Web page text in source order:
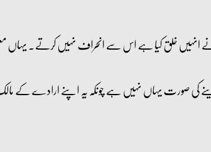
خلق کیا ہے اس سے انحراف نہیں کرتے۔ یہاں
کی صورت یہاں نہیں ہے چونکہ یہ اپنے ارادے کے مالک